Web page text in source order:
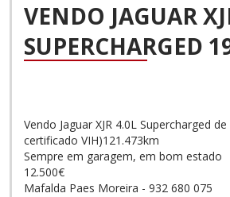
VENDO JAGUAR
SUPERCHARGED
Vendo Jaguar XJR 4.0L Supercharged
certificado VIH)121.473km
Sempre em garagem, em bom estado
12.500€
Mafalda Paes Moreira - 932 680 075